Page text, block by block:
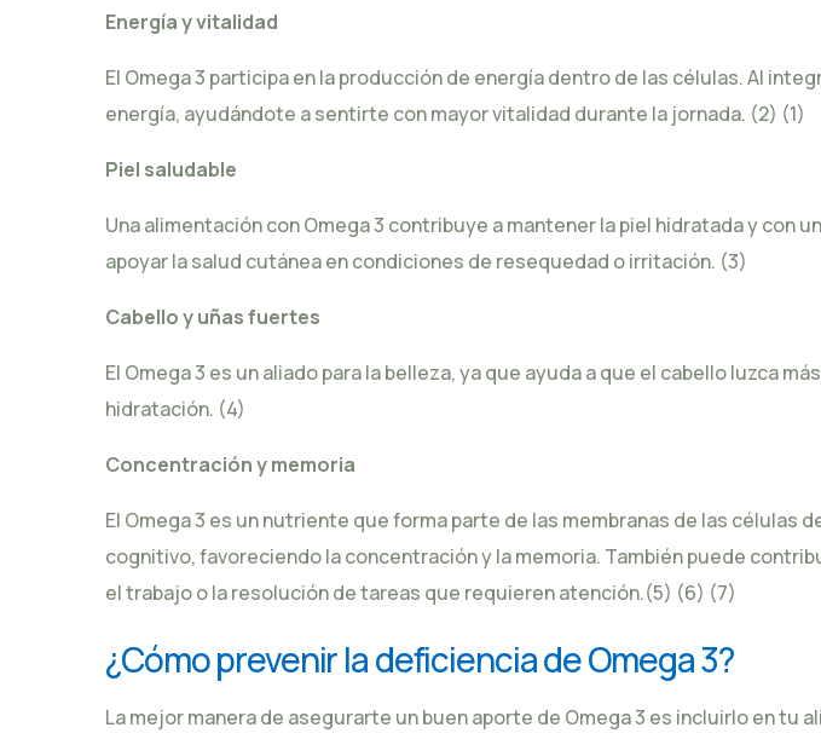
Energía y vitalidad
El Omega 3 participa en la producción de energía dentro de las células. Al
energía, ayudándote a sentirte con mayor vitalidad durante la jornada. (2) (1)
Piel saludable
Una alimentación con Omega 3 contribuye a mantener la piel hidratada y
apoyar la salud cutánea en condiciones de resequedad o irritación. (3)
Cabello y uñas fuertes
El Omega 3 es un aliado para la belleza, ya que ayuda a que el cabello luzca
hidratación. (4)
Concentración y memoria
El Omega 3 es un nutriente que forma parte de las membranas de las
cognitivo, favoreciendo la concentración y la memoria. También puede
el trabajo o la resolución de tareas que requieren atención.(5) (6) (7)
¿Cómo prevenir la deficiencia de Omega 3?
La mejor manera de asegurarte un buen aporte de Omega 3 es incluirlo en tu